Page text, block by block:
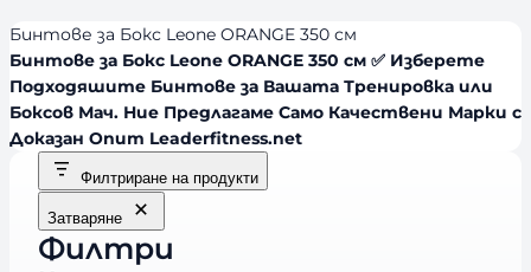
Бинтове за Бокс Leone ORANGE 350 см
Бинтове за Бокс Leone ORANGE 350 см ✅ Изберете
Подходяшите Бинтове за Вашата Тренировка или
Боксов Мач. Ние Предлагаме Само Качествени Марки с
Доказан Опит Leaderfitness.net
Филтриране на продукти
Затваряне
Филтри